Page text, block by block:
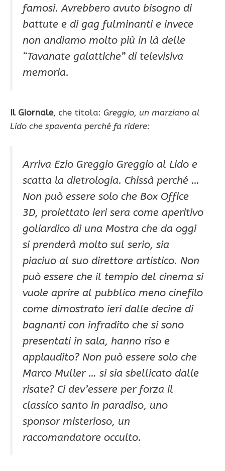
famosi. Avrebbero avuto bisogno di
battute e di gag fulminanti e invece
non andiamo molto più in là delle
“Tavanate galattiche” di televisiva
memoria.
Il Giornale, che titola: Greggio, un marziano al
Lido che spaventa perché fa ridere:
Arriva Ezio Greggio Greggio al Lido e
scatta la dietrologia. Chissà perché …
Non può essere solo che Box Office
3D, proiettato ieri sera come aperitivo
goliardico di una Mostra che da oggi
si prenderà molto sul serio, sia
piaciuo al suo direttore artistico. Non
può essere che il tempio del cinema si
vuole aprire al pubblico meno cinefilo
come dimostrato ieri dalle decine di
bagnanti con infradito che si sono
presentati in sala, hanno riso e
applaudito? Non può essere solo che
Marco Muller … si sia sbellicato dalle
risate? Ci dev’essere per forza il
classico santo in paradiso, uno
sponsor misterioso, un
raccomandatore occulto.